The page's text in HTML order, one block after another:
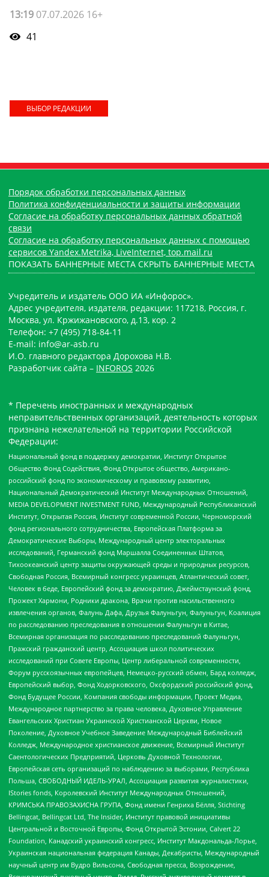
13:19 07.07.2026 16+
41
ВЫБОР РЕДАКЦИИ
Порядок обработки персональных данных
Политика конфиденциальности и защиты информации
Согласие на обработку персональных данных обратной
связи
Согласие на обработку персональных данных с помощью
сервисов Yandex.Metrika, LiveInternet, top.mail.ru
ПОКАЗАТЬ БАННЕРНЫЕ МЕСТА СКРЫТЬ БАННЕРНЫЕ МЕСТА
Учредитель и издатель ООО ИА «Инфорос».
Адрес учредителя, издателя, редакции: 117218, Россия, г.
Москва, ул. Кржижановского, д.13, кор. 2
Телефон: +7 (495) 718-84-11
E-mail: info@ar-asb.ru
И.О. главного редактора Дорохова Н.В.
Разработчик сайта – INFOROS 2026
* Перечень иностранных и международных
неправительственных организаций, деятельность которых
признана нежелательной на территории Российской
Федерации:
Национальный фонд в поддержку демократии, Институт Открытое
Общество Фонд Содействия, Фонд Открытое общество, Американо-
российский фонд по экономическому и правовому развитию,
Национальный Демократический Институт Международных Отношений,
MEDIA DEVELOPMENT INVESTMENT FUND, Международный Республиканский
Институт, Открытая Россия, Институт современной России, Черноморский
фонд регионального сотрудничества, Европейская Платформа за
Демократические Выборы, Международный центр электоральных
исследований, Германский фонд Маршалла Соединенных Штатов,
Тихоокеанский центр защиты окружающей среды и природных ресурсов,
Свободная Россия, Всемирный конгресс украинцев, Атлантический совет,
Человек в беде, Европейский фонд за демократию, Джеймстаунский фонд,
Прожект Хармони, Родники дракона, Врачи против насильственного
извлечения органов, Фалунь Дафа, Друзья Фалуньгун, Фалуньгун, Коалиция
по расследованию преследования в отношении Фалуньгун в Китае,
Всемирная организация по расследованию преследований Фалуньгун,
Пражский гражданский центр, Ассоциация школ политических
исследований при Совете Европы, Центр либеральной современности,
Форум русскоязычных европейцев, Немецко-русский обмен, Бард колледж,
Европейский выбор, Фонд Ходорковского, Оксфордский российский фонд,
Фонд Будущее России, Компания свободы информации, Проект Медиа,
Международное партнерство за права человека, Духовное Управление
Евангельских Христиан Украинской Христианской Церкви, Новое
Поколение, Духовное Учебное Заведение Международный Библейский
Колледж, Международное христианское движение, Всемирный Институт
Саентологических Предприятий, Церковь Духовной Технологии,
Европейская сеть организаций по наблюдению за выборами, Республика
Польша, СВОБОДНЫЙ ИДЕЛЬ-УРАЛ, Ассоциация развития журналистики,
IStories fonds, Королевский Институт Международных Отношений,
КРИМСЬКА ПРАВОЗАХИСНА ГРУПА, Фонд имени Генриха Бёлля, Stichting
Bellingcat, Bellingcat Ltd, The Insider, Институт правовой инициативы
Центральной и Восточной Европы, Фонд Открытой Эстонии, Calvert 22
Foundation, Канадский украинский конгресс, Институт Макдональда-Лорье,
Украинская национальная федерация Канады, Декабристы, Международный
научный центр им Вудро Вильсона, Свободная пресса, Возрождение,